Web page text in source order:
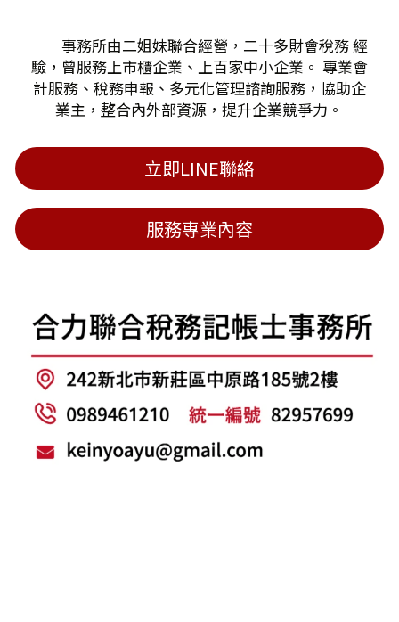
事務所由二姐妹聯合經營，二十多財會稅務 經
驗，曾服務上市櫃企業、上百家中小企業。 專業會
計服務、稅務申報、多元化管理諮詢服務，協助企
業主，整合內外部資源，提升企業競爭力。
立即LINE聯絡
服務專業內容